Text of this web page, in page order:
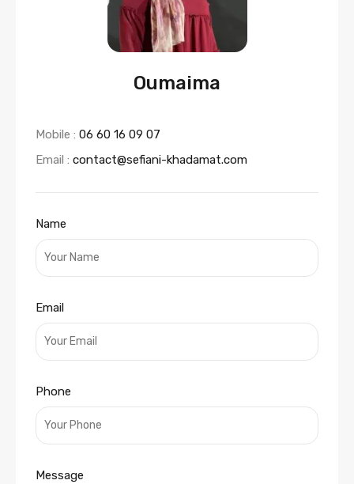
Oumaima
Mobile : 06 60 16 09 07
Email : contact@sefiani-khadamat.com
Name
Email
Phone
Message